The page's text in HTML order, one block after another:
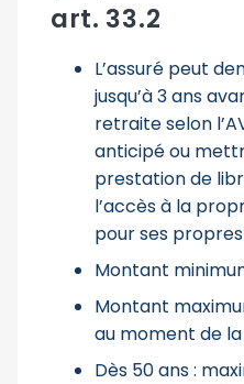
art. 33.2
L’assuré peut
jusqu’à 3 ans
retraite selon
anticipé ou
prestation de
l’accès à la
pour ses
Montant
Montant
au moment de
Dès 50 ans :